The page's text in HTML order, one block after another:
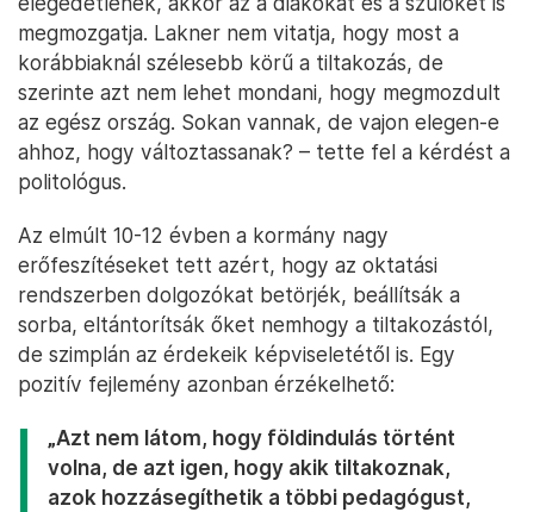
megmozgatja. Lakner nem vitatja, hogy most a
korábbiaknál szélesebb körű a tiltakozás, de
szerinte azt nem lehet mondani, hogy megmozdult
az egész ország. Sokan vannak, de vajon elegen-e
ahhoz, hogy változtassanak? – tette fel a kérdést a
politológus.
Az elmúlt 10-12 évben a kormány nagy
erőfeszítéseket tett azért, hogy az oktatási
rendszerben dolgozókat betörjék, beállítsák a
sorba, eltántorítsák őket nemhogy a tiltakozástól,
de szimplán az érdekeik képviseletétől is. Egy
pozitív fejlemény azonban érzékelhető:
„Azt nem látom, hogy földindulás történt
volna, de azt igen, hogy akik tiltakoznak,
azok hozzásegíthetik a többi pedagógust,